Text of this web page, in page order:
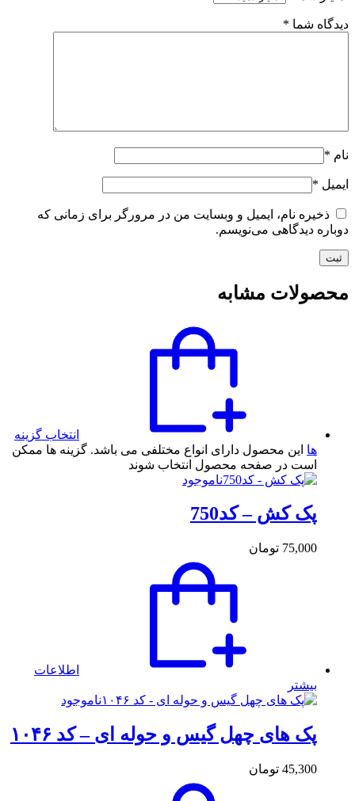
دیدگاه شما *
نام *
ایمیل *
ذخیره نام، ایمیل و وبسایت من در مرورگر برای زمانی که
دوباره دیدگاهی می‌نویسم.
محصولات مشابه
انتخاب گزینه
ها این محصول دارای انواع مختلفی می باشد. گزینه ها ممکن
است در صفحه محصول انتخاب شوند
ناموجود
پک کش – کد750
75,000 تومان
اطلاعات
بیشتر
ناموجود
پک های چهل گیس و حوله ای – کد ۱۰۴۶
45,300 تومان